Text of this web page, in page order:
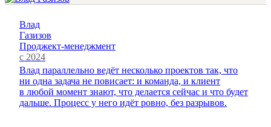
Влад
Газизов
Проджект-менеджмент
с 2024
Влад параллельно ведёт несколько проектов так, что
ни одна задача не повисает: и команда, и клиент
в любой момент знают, что делается сейчас и что будет
дальше. Процесс у него идёт ровно, без разрывов.